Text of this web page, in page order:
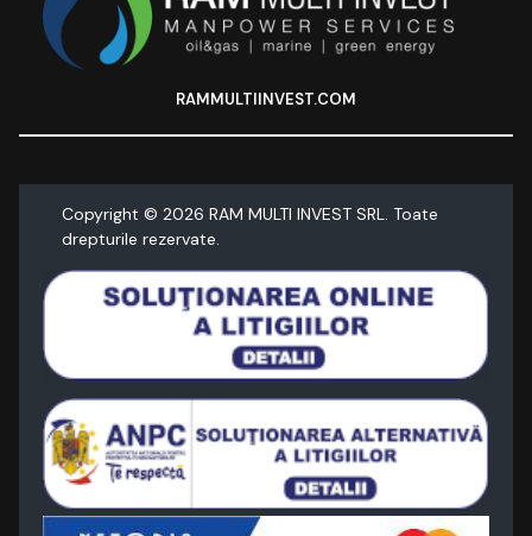
RAMMULTIINVEST.COM
Copyright © 2026 RAM MULTI INVEST SRL. Toate
drepturile rezervate.